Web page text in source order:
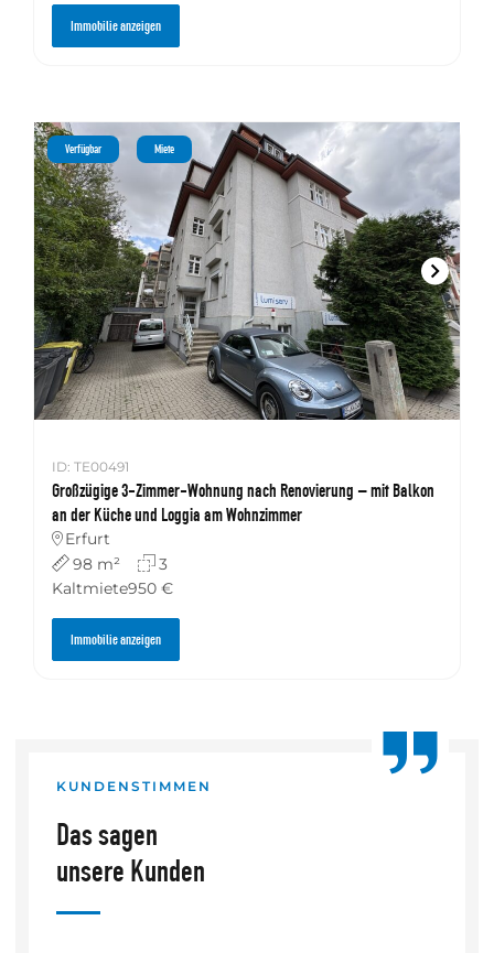
Immobilie anzeigen
Verfügbar Miete
ID: TE00491
Großzügige 3-Zimmer-Wohnung nach Renovierung – mit Balkon
an der Küche und Loggia am Wohnzimmer
Erfurt
98 m²
3
Kaltmiete950 €
Immobilie anzeigen
KUNDENSTIMMEN
Das sagen
unsere Kunden